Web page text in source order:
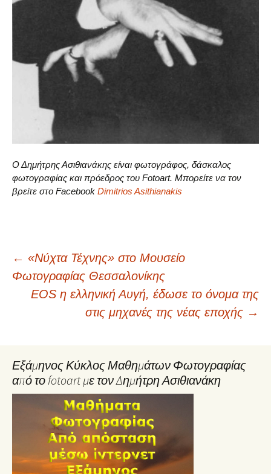
Ο Δημήτρης Ασιθιανάκης είναι φωτογράφος, δάσκαλος
φωτογραφίας και πρόεδρος του Fotoart. Μπορείτε να τον
βρείτε στο Facebook Dimitrios Asithianakis
Post
navigation
← «Νύχτα Τέχνης» στο Μουσείο
Φωτογραφίας Θεσσαλονίκης
EOS η ελληνική Αυγή, έδωσε το όνομα της
στις μηχανές της νέας εποχής →
Εξάμηνος Κύκλος Μαθημάτων Φωτογραφίας
από το fotoart με τον Δημήτρη Ασιθιανάκη